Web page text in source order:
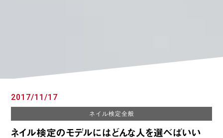
2017/11/17
ネイル検定全般
ネイル検定のモデルにはどんな人を選べばいい